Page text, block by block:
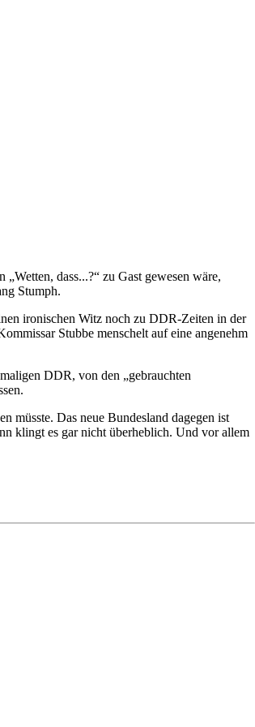
dass...?“ zu Gast gewesen wäre,
Stumph.
ironischen Witz noch zu DDR-Zeiten in der
Stubbe menschelt auf eine angenehm
DDR, von den „gebrauchten
müsste. Das neue Bundesland dagegen ist
klingt es gar nicht überheblich. Und vor allem